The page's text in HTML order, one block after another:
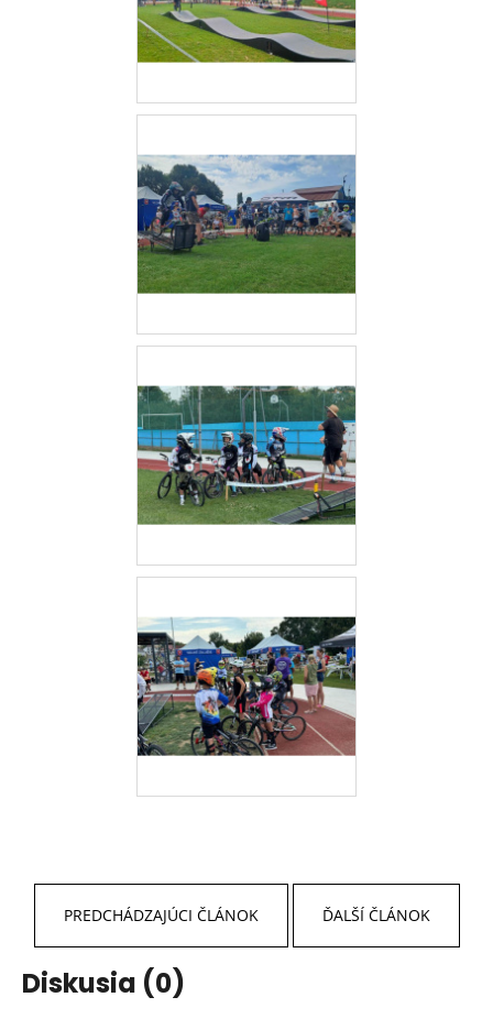
PREDCHÁDZAJÚCI ČLÁNOK ĎALŠÍ ČLÁNOK
Diskusia (0)